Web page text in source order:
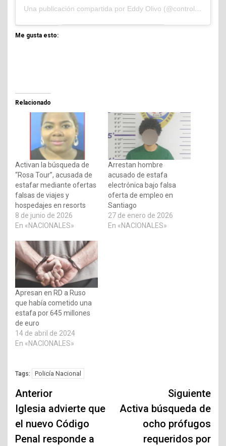
Una publicación compartida por Eddy Olivo (@controlandoelejidocom)
Me gusta esto:
Relacionado
Activan la búsqueda de
“Rosa Tour”, acusada de
estafar mediante ofertas
falsas de viajes y
hospedajes en resorts
8 de junio de 2026
En «NACIONALES»
Arrestan hombre
acusado de estafa
electrónica bajo falsa
oferta de empleo en
Santiago
27 de enero de 2026
En «NACIONALES»
Apresan en RD a Ruso
que había cometido una
estafa por 645 millones
de euro
14 de abril de 2024
En «NACIONALES»
Tags: Policía Nacional
Navegación
de
entradas
Anterior
Iglesia advierte que
el nuevo Código
Penal responde a
Siguiente
Activa búsqueda de
ocho prófugos
requeridos por